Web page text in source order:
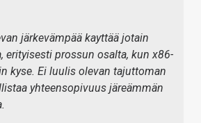
järkevämpää kayttää jotain
erityisesti prossun osalta, kun x86-
kyse. Ei luulis olevan tajuttoman
yhteensopivuus järeämmän